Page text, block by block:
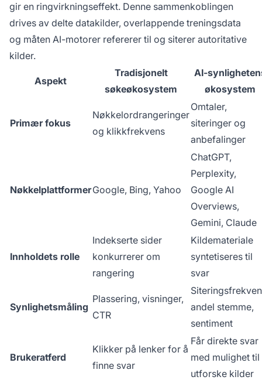
gir en ringvirkningseffekt. Denne sammenkoblingen
drives av delte datakilder, overlappende treningsdata
og måten AI-motorer refererer til og siterer autoritative
kilder.
Aspekt
Tradisjonelt
søkeøkosystem
AI-
økosystem
Primær fokus
Nøkkelordrangeringer
og klikkfrekvens
Omtaler,
siteringer og
anbefalinger
NøkkelplattformerGoogle, Bing, Yahoo
ChatGPT,
Perplexity,
Google AI
Overviews,
Gemini, Claude
Innholdets rolle
Indekserte sider
konkurrerer om
rangering
Kildemateriale
syntetiseres til
svar
Synlighetsmåling
Plassering, visninger,
CTR
andel stemme,
sentiment
Brukeratferd
Klikker på lenker for å
finne svar
Får direkte svar
med mulighet til
utforske kilder